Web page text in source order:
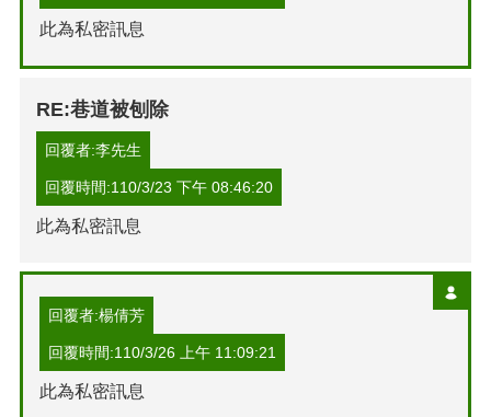
此為私密訊息
RE:巷道被刨除
回覆者:李先生
回覆時間:110/3/23 下午 08:46:20
此為私密訊息
回覆者:楊倩芳
回覆時間:110/3/26 上午 11:09:21
此為私密訊息